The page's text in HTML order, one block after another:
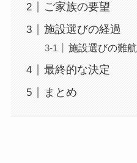
ご家族の要望
施設選びの経過
施設選びの難航
最終的な決定
まとめ